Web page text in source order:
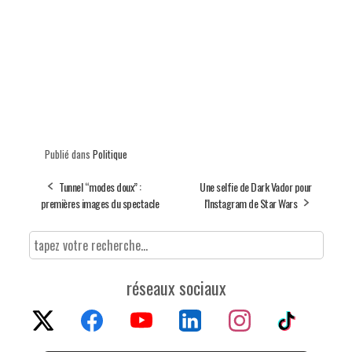
Publié dans Politique
Tunnel “modes doux” :
premières images du spectacle
Une selfie de Dark Vador pour
l'Instagram de Star Wars
réseaux sociaux